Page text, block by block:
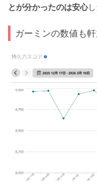
とが分かったのは安心し
ガーミンの数値も